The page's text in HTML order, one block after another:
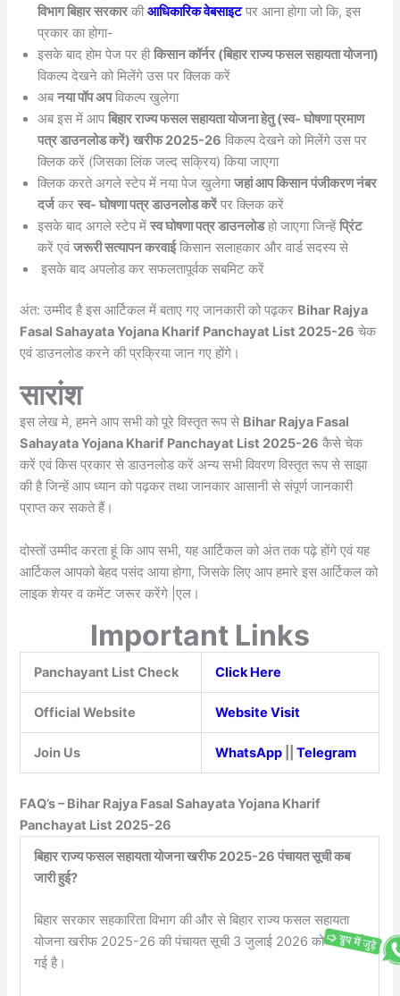
विभाग बिहार सरकारकीआधिकारिक वेबसाइटपर आना होगा जो कि, इस
प्रकार का होगा-
इसके बाद होम पेज पर हीकिसान कॉर्नर (बिहार राज्य फसल सहायता योजना)
विकल्प देखने को मिलेंगे उस पर क्लिक करें
अबनया पॉप अपविकल्प खुलेगा
अब इस में आपबिहार राज्य फसल सहायता योजना हेतु (स्व- घोषणा प्रमाण
पत्र डाउनलोड करें) खरीफ 2025-26 विकल्प देखने को मिलेंगे उस पर
क्लिक करें (जिसका लिंक जल्द सक्रिय) किया जाएगा
क्लिक करते अगले स्टेप में नया पेज खुलेगाजहां आप किसान पंजीकरण नंबर
दर्जकरस्व- घोषणा पत्र डाउनलोड करेंपर क्लिक करें
इसके बाद अगले स्टेप मेंस्व घोषणा पत्र डाउनलोडहो जाएगा जिन्हेंप्रिंट
करें एवंजरूरी सत्यापन करवाईकिसान सलाहकार और वार्ड सदस्य से
इसके बाद अपलोड कर सफलतापूर्वक सबमिट करें
अंत: उम्मीद है इस आर्टिकल में बताए गए जानकारी को पढ़कर Bihar Rajya
Fasal Sahayata Yojana Kharif Panchayat List 2025-26 चेक
एवं डाउनलोड करने की प्रक्रिया जान गए होंगे।
सारांश
इस लेख मे, हमने आप सभी को पूरे विस्तृत रूप से Bihar Rajya Fasal
Sahayata Yojana Kharif Panchayat List 2025-26 कैसे चेक
करें एवं किस प्रकार से डाउनलोड करें अन्य सभी विवरण विस्तृत रूप से साझा
की है जिन्हें आप ध्यान को पढ़कर तथा जानकार आसानी से संपूर्ण जानकारी
प्राप्त कर सकते हैं।
दोस्तों उम्मीद करता हूं कि आप सभी, यह आर्टिकल को अंत तक पढ़े होंगे एवं यह
आर्टिकल आपको बेहद पसंद आया होगा, जिसके लिए आप हमारे इस आर्टिकल को
लाइक शेयर व कमेंट जरूर करेंगे |एल।
Important Links
Panchayant List Check Click Here
Official Website Website Visit
Join Us WhatsApp ||Telegram
FAQ’s – Bihar Rajya Fasal Sahayata Yojana Kharif
Panchayat List 2025-26
बिहार राज्य फसल सहायता योजना खरीफ 2025-26 पंचायत सूची कब
जारी हुई?
बिहार सरकार सहकारिता विभाग की और से बिहार राज्य फसल सहायता
योजना खरीफ 2025-26 की पंचायत सूची 3 जुलाई 2026 को जारी की
गई है।